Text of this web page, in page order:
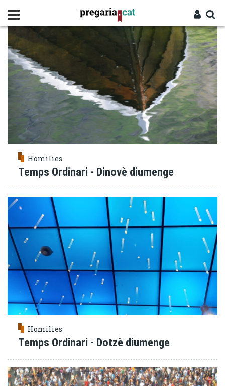
contingut
Entra
Cercador
CONFIANÇA
Homilies
Temps Ordinari - Dinovè diumenge
Homilies
Temps Ordinari - Dotzè diumenge